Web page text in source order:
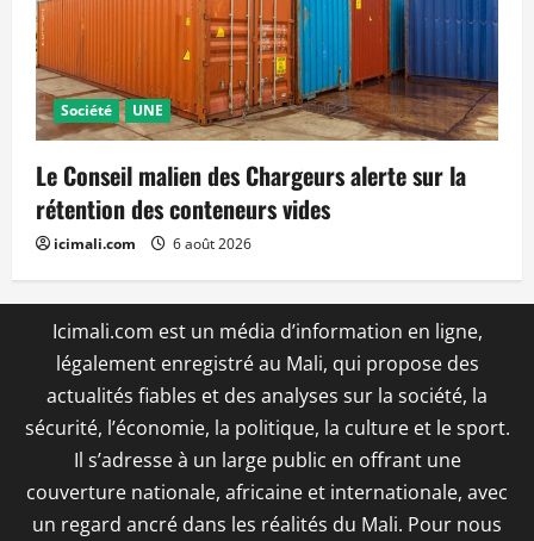
Société UNE
Le Conseil malien des Chargeurs alerte sur la
rétention des conteneurs vides
icimali.com 6 août 2026
Icimali.com est un média d’information en ligne,
légalement enregistré au Mali, qui propose des
actualités fiables et des analyses sur la société, la
sécurité, l’économie, la politique, la culture et le sport.
Il s’adresse à un large public en offrant une
couverture nationale, africaine et internationale, avec
un regard ancré dans les réalités du Mali. Pour nous